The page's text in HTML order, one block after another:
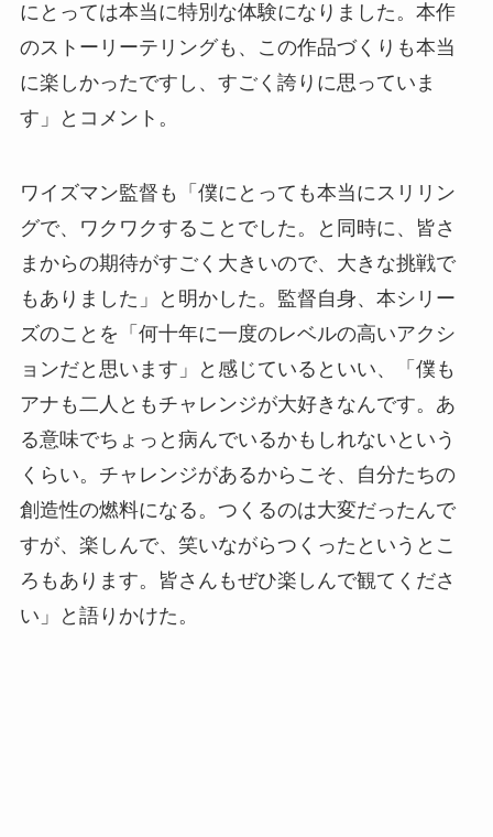
にとっては本当に特別な体験になりました。本作
のストーリーテリングも、この作品づくりも本当
に楽しかったですし、すごく誇りに思っていま
す」とコメント。
ワイズマン監督も「僕にとっても本当にスリリン
グで、ワクワクすることでした。と同時に、皆さ
まからの期待がすごく大きいので、大きな挑戦で
もありました」と明かした。監督自身、本シリー
ズのことを「何十年に一度のレベルの高いアクシ
ョンだと思います」と感じているといい、「僕も
アナも二人ともチャレンジが大好きなんです。あ
る意味でちょっと病んでいるかもしれないという
くらい。チャレンジがあるからこそ、自分たちの
創造性の燃料になる。つくるのは大変だったんで
すが、楽しんで、笑いながらつくったというとこ
ろもあります。皆さんもぜひ楽しんで観てくださ
い」と語りかけた。